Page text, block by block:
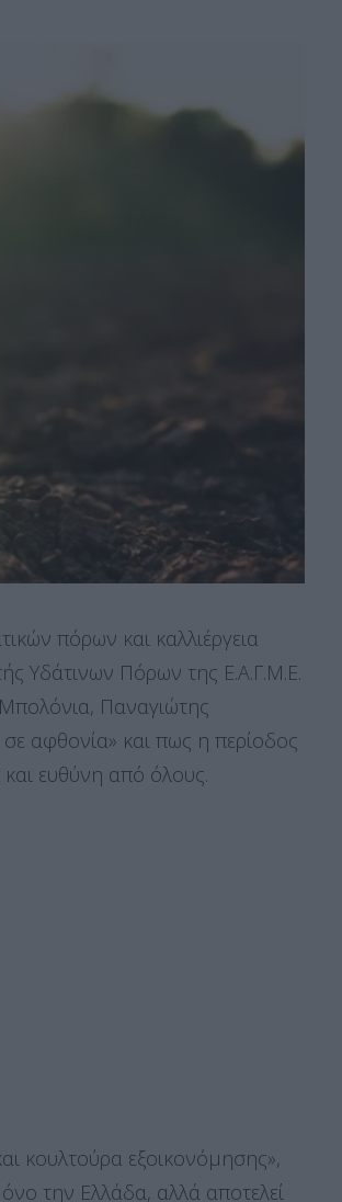
πόρων και καλλιέργεια
Υδάτινων Πόρων της Ε.Α.Γ.Μ.Ε.
Παναγιώτης
αφθονία» και πως η περίοδος
ευθύνη από όλους.
κουλτούρα εξοικονόμησης»,
την Ελλάδα, αλλά αποτελεί